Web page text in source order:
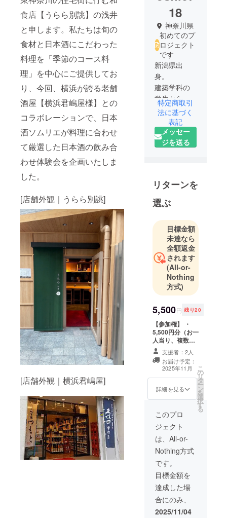
食店【うらら別誂】の浅井
と申します。私たちは旬の
食材と日本酒にこだわった
料理を「季節のコース料
理」を中心にご提供してお
り、今回、横浜が誇る老舗
酒屋【横浜君嶋屋様】との
コラボレーションで、日本
酒ソムリエが料理に合わせ
て厳選した日本酒の飲み合
わせ体験会を企画いたしま
した。
[店舗外観｜うらら別誂]
[店舗外観｜横浜君嶋屋]
18
神奈川県
初めてのプ
ロジェクト
です
新潟県出
身。
建築学科の
学生から現
在まで建築
一筋です。
美味しいご
飯、おいし
愛する初
老。
特定商取引
法に基づく
表記
メッセー
ジを送る
リターンを
選ぶ
目標金額
未達なら
全額返金
されます
(All-or-
Nothing
方式)
5,500円 残り20
【参加権】 ・
5,500円分（お一
人当り、複数で
の参加の場合は×
人数分の金額）
・現金への交換
はできません。
・来店時に身分
証明書提示にて
応募ください。
・有効期間：当
日のみ
支援者：2人
お届け予定：
2025年11月
詳細を見る
こ
の
リ
タ
ー
ン
を
選
択
す
る
このプロ
ジェクト
は、All-or-
Nothing方式
です。
目標金額を
達成した場
合にのみ、
2025/11/04